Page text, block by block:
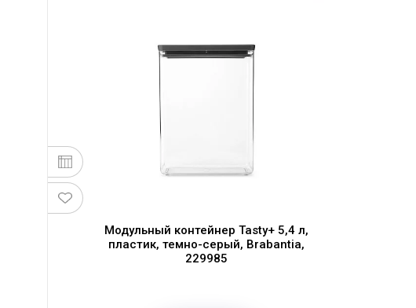
Модульный контейнер Tasty+ 5,4 л,
пластик, темно-серый, Brabantia,
229985